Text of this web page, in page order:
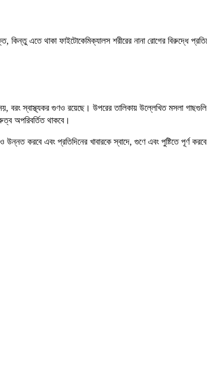
কিন্তু এতে থাকা ফাইটোকেমিক্যালস শরীরের নানা রোগের বিরুদ্ধে
বরং স্বাস্থ্যকর গুণও রয়েছে। উপরের তালিকায় উল্লেখিত মসলা
অপরিবর্তিত থাকবে।
করবে এবং প্রতিদিনের খাবারকে স্বাদে, গুণে এবং পুষ্টিতে পূর্ণ